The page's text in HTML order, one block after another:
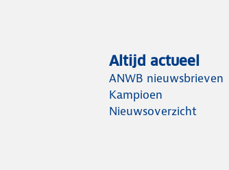
Altijd actueel
ANWB nieuwsbrieven
Kampioen
Nieuwsoverzicht